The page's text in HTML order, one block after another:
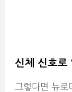
신체 신호로
그렇다면 뉴로